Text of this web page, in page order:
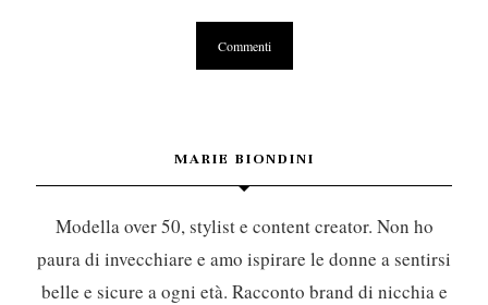
MARIE BIONDINI
Modella over 50, stylist e content creator. Non ho
paura di invecchiare e amo ispirare le donne a sentirsi
belle e sicure a ogni età. Racconto brand di nicchia e